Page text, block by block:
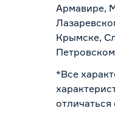
Армавире,
Крымске,
*Все